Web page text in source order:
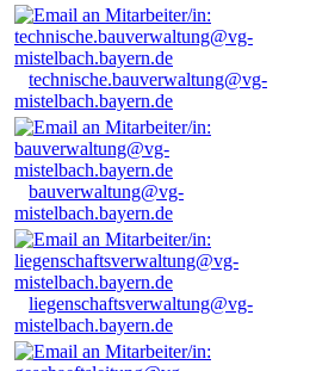
technische.bauverwaltung@vg-
mistelbach.bayern.de
bauverwaltung@vg-
mistelbach.bayern.de
liegenschaftsverwaltung@vg-
mistelbach.bayern.de